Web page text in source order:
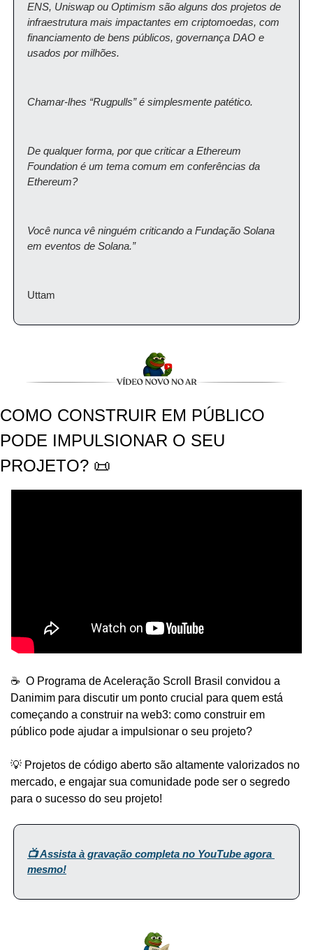
ENS, Uniswap ou Optimism são alguns dos projetos de
infraestrutura mais impactantes em criptomoedas, com
financiamento de bens públicos, governança DAO e
usados ​​por milhões.
Chamar-lhes “Rugpulls” é simplesmente patético.
De qualquer forma, por que criticar a Ethereum
Foundation é um tema comum em conferências da
Ethereum?
Você nunca vê ninguém criticando a Fundação Solana
em eventos de Solana.”
Uttam
COMO CONSTRUIR EM PÚBLICO
PODE IMPULSIONAR O SEU
PROJETO? 📜
☕️  O Programa de Aceleração Scroll Brasil convidou a
Danimim para discutir um ponto crucial para quem está
começando a construir na web3: como construir em
público pode ajudar a impulsionar o seu projeto?
💡 Projetos de código aberto são altamente valorizados no
mercado, e engajar sua comunidade pode ser o segredo
para o sucesso do seu projeto!
📺 Assista à gravação completa no YouTube agora
mesmo!